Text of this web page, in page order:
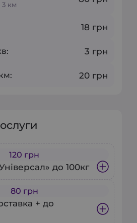
3 км
18 грн
3 грн
20 грн
до 100кг
120 грн
транспортуйте
покупки чи невеликі
+ до
80 грн